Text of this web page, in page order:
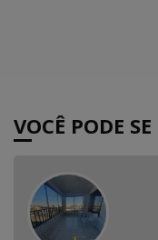
VOCÊ PODE